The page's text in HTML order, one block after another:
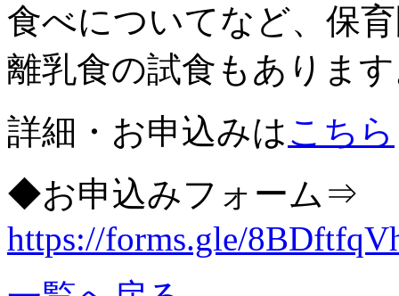
食べについてなど、保
離乳食の試食もありま
詳細・お申込みはこちら
◆お申込みフォーム⇒
https://forms.gle/